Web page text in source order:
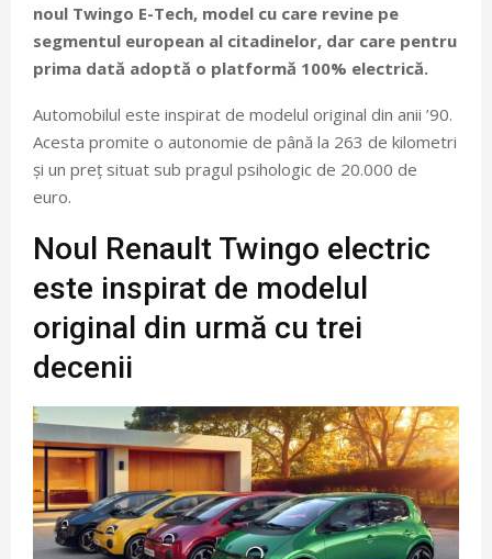
noul Twingo E-Tech, model cu care revine pe
segmentul european al citadinelor, dar care pentru
prima dată adoptă o platformă 100% electrică.
Automobilul este inspirat de modelul original din anii ’90.
Acesta promite o autonomie de până la 263 de kilometri
și un preț situat sub pragul psihologic de 20.000 de
euro.
Noul Renault Twingo electric
este inspirat de modelul
original din urmă cu trei
decenii